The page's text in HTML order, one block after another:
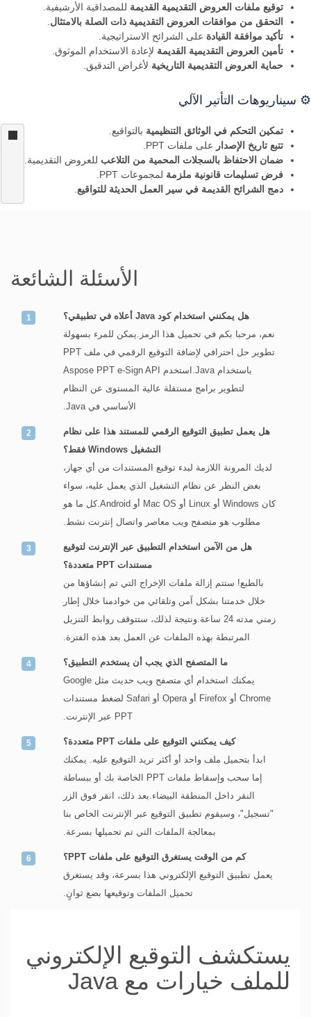
توقيع ملفات العروض التقديمية القديمة للمصداقية الأرشيفية.
التحقق من موافقات العروض التقديمية ذات الصلة بالامتثال
تأكيد موافقة القيادة على الشرائح الاستراتيجية.
تأمين العروض التقديمية القديمة لإعادة الاستخدام الموثوق.
حماية العروض التقديمية التاريخية لأغراض التدقيق.
⚙️ سيناريوهات التأتير الآلي
تمكين التحكم في الوثائق التنظيمية بالتواقيع.
تتبع تاريخ الإصدار على ملفات PPT.
ضمان الاحتفاظ بالسجلات المحمية من التلاعب للعروض التقديمية.
فرض تسليمات قانونية ملزمة لمجموعات PPT.
دمج الشرائح القديمة في سير العمل الحديثة للتواقيع
الأسئلة الشائعة
هل يمكنني استخدام كود Java أعلاه في تطبيقي؟
نعم، مرحبا بكم في تحميل هذا الرمز.يمكن للمرء بسهولة
تطوير حل احترافي لإضافة التوقيع الرقمي في ملف PPT
باستخدام Java.استخدم Aspose PPT e-Sign API
لتطوير برامج مستقلة عالية المستوى عن النظام
الأساسي في Java.
هل يعمل تطبيق التوقيع الرقمي للمستند هذا على نظام
التشغيل Windows فقط؟
لديك المرونة اللازمة لبدء توقيع المستندات من أي جهاز،
بغض النظر عن نظام التشغيل الذي يعمل عليه، سواء
كان Windows أو Linux أو Mac OS أو Android.كل ما هو
مطلوب هو متصفح ويب معاصر واتصال إنترنت نشط.
هل من الآمن استخدام التطبيق عبر الإنترنت لتوقيع
مستندات PPT متعددة؟
بالطبع! ستتم إزالة ملفات الإخراج التي تم إنشاؤها من
خلال خدمتنا بشكل آمن وتلقائي من خوادمنا خلال إطار
زمني مدته 24 ساعة.ونتيجة لذلك، ستتوقف روابط التنزيل
المرتبطة بهذه الملفات عن العمل بعد هذه الفترة.
ما المتصفح الذي يجب أن يستخدم التطبيق؟
يمكنك استخدام أي متصفح ويب حديث مثل Google
Chrome أو Firefox أو Opera أو Safari لضغط مستندات
PPT عبر الإنترنت.
كيف يمكنني التوقيع على ملفات PPT متعددة؟
ابدأ بتحميل ملف واحد أو أكثر تريد التوقيع عليه. يمكنك
إما سحب وإسقاط ملفات PPT الخاصة بك أو ببساطة
النقر داخل المنطقة البيضاء.بعد ذلك، انقر فوق الزر
"تسجيل"، وسيقوم تطبيق التوقيع عبر الإنترنت الخاص بنا
بمعالجة الملفات التي تم تحميلها بسرعة.
كم من الوقت يستغرق التوقيع على ملفات PPT؟
يعمل تطبيق التوقيع الإلكتروني هذا بسرعة، وقد يستغرق
تحميل الملفات وتوقيعها بضع ثوانٍ.
يستكشف التوقيع الإلكتروني
للملف خيارات مع Java